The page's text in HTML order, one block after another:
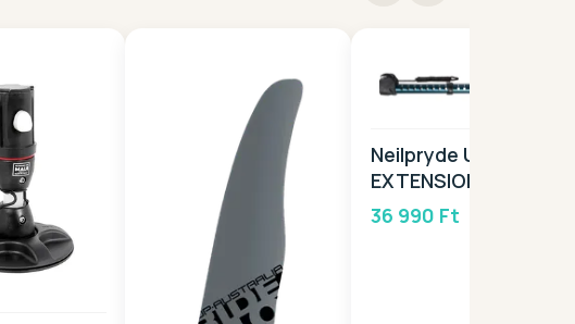
Neilpryde UXT RDM
EXTENSION 2026
36 990 Ft